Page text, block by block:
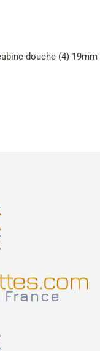
douche (4) 19mm